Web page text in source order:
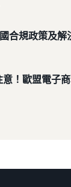
合規政策及解
！歐盟電子